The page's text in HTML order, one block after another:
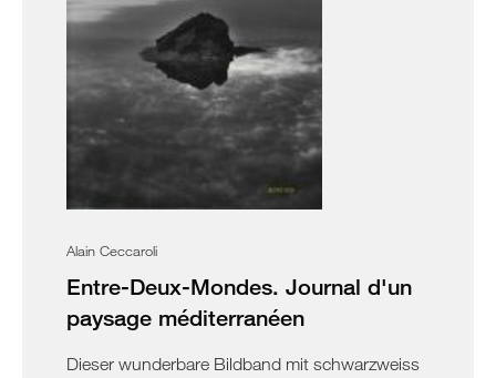
Alain Ceccaroli
Entre-Deux-Mondes. Journal d'un
paysage méditerranéen
Dieser wunderbare Bildband mit schwarzweiss